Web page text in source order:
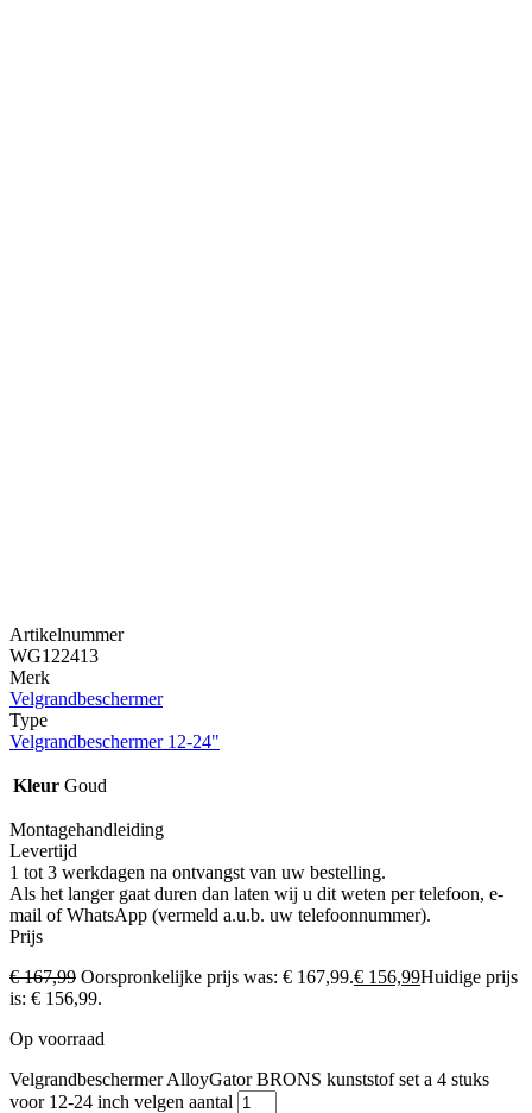
Artikelnummer
WG122413
Merk
Velgrandbeschermer
Type
Velgrandbeschermer 12-24"
Kleur Goud
Montagehandleiding
Levertijd
1 tot 3 werkdagen na ontvangst van uw bestelling.
Als het langer gaat duren dan laten wij u dit weten per telefoon, e-
mail of WhatsApp (vermeld a.u.b. uw telefoonnummer).
Prijs
€167,99 Oorspronkelijke prijs was: € 167,99.€ 156,99Huidige prijs
is: € 156,99.
Op voorraad
Velgrandbeschermer AlloyGator BRONS kunststof set a 4 stuks
voor 12-24 inch velgen aantal